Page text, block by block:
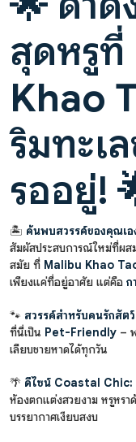
สุดหรูที่
Khao
ริมทะเ
รออยู่!
🏝️ ค้นพบสวรรค์ของคุณเอ
สัมผัสประสบการณ์ใหม่ที่ผส
สมัย ที่ Malibu Khao
เพียงแค่ที่อยู่อาศัย แต่คือ ก
🐾 สวรรค์สำหรับคนรักสัตว์
ที่นี่เป็น Pet-Friendly –
เลียบชายหาดได้ทุกวัน
🌴 ดีไซน์ Coastal Chic:
ห้องตกแต่งสวยงาม หรูหรา
บรรยากาศเงียบสงบ